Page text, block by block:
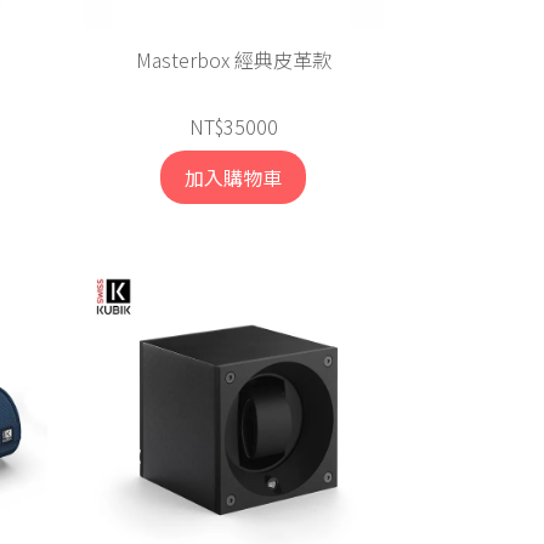
Masterbox 經典皮革款
NT$35000
加入購物車